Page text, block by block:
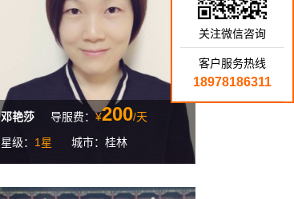
邓艳莎 导服费：¥200/天
星级： 1星 城市：桂林
关注微信咨询
客户服务热线
18978186311